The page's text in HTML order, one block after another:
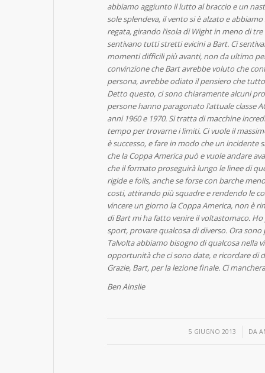
abbiamo aggiunto il lutto al braccio e un
sole splendeva, il vento si è alzato e
regata, girando l’isola di Wight in meno di
sentivano tutti stretti evicini a Bart. Ci
momenti difficili più avanti, non da ultimo per
convinzione che Bart avrebbe voluto che
persona, avrebbe odiato il pensiero che
Detto questo, ci sono chiaramente alcuni
persone hanno paragonato l’attuale classe
anni 1960 e 1970. Si tratta di macchine
tempo per trovarne i limiti. Ci vuole il
è successo, e fare in modo che un incidente
che la Coppa America può e vuole andare
che il formato proseguirà lungo le linee di
rigide e foils, anche se forse con barche
costi, attirando più squadre e rendendo le
vincere un giorno la Coppa America, non è
di Bart mi ha fatto venire il voltastomaco.
sport, provare qualcosa di diverso. Ora
Talvolta abbiamo bisogno di qualcosa nella
opportunità che ci sono date, e ricordare di
Grazie, Bart, per la lezione finale. Ci
Ben Ainslie
5 GIUGNO 2013
/ DA